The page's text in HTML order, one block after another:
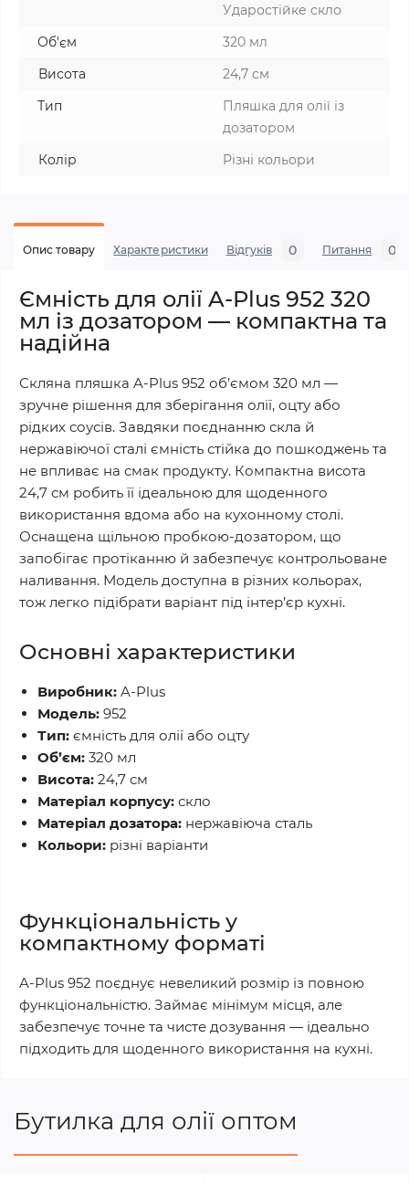
Ударостійке скло
Об'єм
320 мл
Висота
24,7 см
Тип
Пляшка для олії із
дозатором
Колір
Різні кольори
Опис товару Характеристики Відгуків 0 Питання 0
Ємність для олії A-Plus 952 320
мл із дозатором — компактна та
надійна
Скляна пляшка A-Plus 952 об’ємом 320 мл —
зручне рішення для зберігання олії, оцту або
рідких соусів. Завдяки поєднанню скла й
нержавіючої сталі ємність стійка до пошкоджень та
не впливає на смак продукту. Компактна висота
24,7 см робить її ідеальною для щоденного
використання вдома або на кухонному столі.
Оснащена щільною пробкою-дозатором, що
запобігає протіканню й забезпечує контрольоване
наливання. Модель доступна в різних кольорах,
тож легко підібрати варіант під інтер’єр кухні.
Основні характеристики
Виробник: A-Plus
Модель: 952
Тип: ємність для олії або оцту
Об’єм: 320 мл
Висота: 24,7 см
Матеріал корпусу: скло
Матеріал дозатора: нержавіюча сталь
Кольори: різні варіанти
Функціональність у
компактному форматі
A-Plus 952 поєднує невеликий розмір із повною
функціональністю. Займає мінімум місця, але
забезпечує точне та чисте дозування — ідеально
підходить для щоденного використання на кухні.
Бутилка для олії оптом